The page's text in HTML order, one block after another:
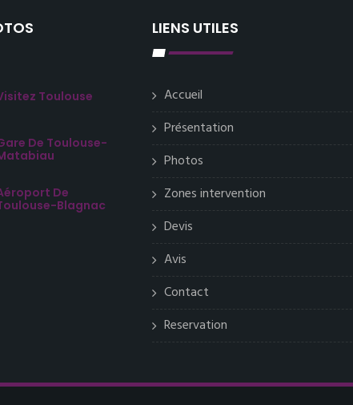
Toulouse
De Toulouse-
De
Blagnac
LIENS UTILES
Accueil
Présentation
Photos
Zones intervention
Devis
Avis
Contact
Reservation